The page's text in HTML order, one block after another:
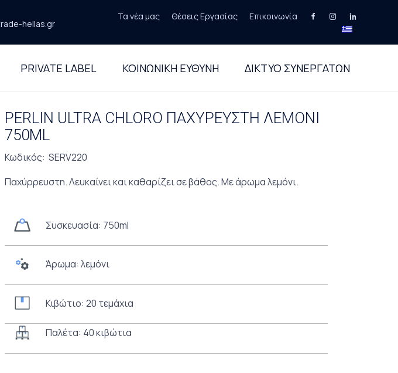
hellas.gr
Τα νέα μας Θέσεις Εργασίας Επικοινωνία
PRIVATE LABEL ΚΟΙΝΩΝΙΚΗ ΕΥΘΥΝΗ ΔΙΚΤΥΟ ΣΥΝΕΡΓΑΤΩΝ
PERLIN ULTRA CHLORO ΠΑΧΥΡΕΥΣΤΗ ΛΕΜΟΝΙ
750ML
Κωδικός: SERV220
Παχύρρευστη. Λευκαίνει και καθαρίζει σε βάθος. Με άρωμα λεμόνι.
Συσκευασία: 750ml
Άρωμα: λεμόνι
Κιβώτιο: 20 τεμάχια
Παλέτα: 40 κιβώτια